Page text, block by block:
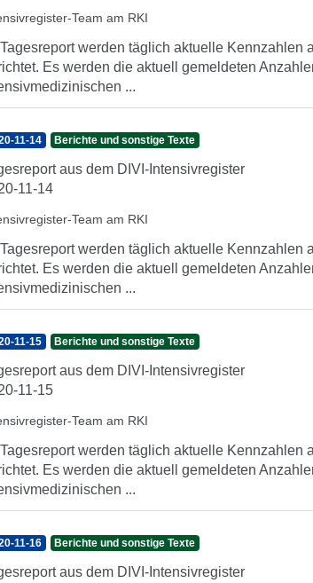
Team am RKI
Tagesreport werden täglich aktuelle
Es werden die aktuell gemeldeten
...
11-14 Berichte und sonstige Texte
aus dem DIVI-Intensivregister
11-14
Team am RKI
Tagesreport werden täglich aktuelle
Es werden die aktuell gemeldeten
...
11-15 Berichte und sonstige Texte
aus dem DIVI-Intensivregister
11-15
Team am RKI
Tagesreport werden täglich aktuelle
Es werden die aktuell gemeldeten
...
11-16 Berichte und sonstige Texte
aus dem DIVI-Intensivregister